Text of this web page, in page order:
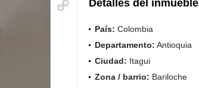
Detalles del inmueble
País: Colombia
Departamento: Antioquia
Ciudad: Itagui
Zona / barrio: Bariloche